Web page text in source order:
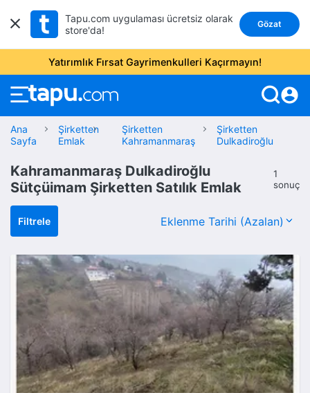
Tapu.com uygulaması ücretsiz olarak
store'da!
Gözat
Yatırımlık Fırsat Gayrimenkulleri Kaçırmayın!
account_circle
Ana
Sayfa
Şirketten
Emlak
Şirketten
Kahramanmaraş
Şirketten
Dulkadiroğlu
Kahramanmaraş Dulkadiroğlu
Sütçüimam Şirketten Satılık Emlak
1
sonuç
Filtrele